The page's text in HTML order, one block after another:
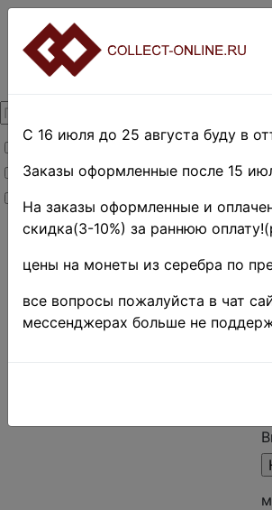
Товары со скидкой
Товары в наличии
Новинки
С 16 июля до 25 августа буду в
Заказы оформленные после 15
На заказы оформленные и
скидка(3-10%) за раннюю
цены на монеты из серебра по
все вопросы пожалуйста в чат
мессенджерах больше не